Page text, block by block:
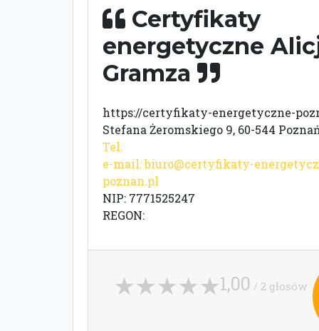
Certyfikaty
energetyczne
Gramza
https://certyfikaty-energetyczne-
Stefana Żeromskiego 9, 60-544
Tel.
e-mail:biuro@certyfikaty-
poznan.pl
NIP: 7771525247
REGON:
1,00 / 2 głosów